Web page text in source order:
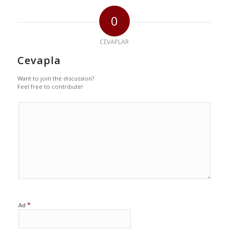
0
CEVAPLAR
Cevapla
Want to join the discussion?
Feel free to contribute!
Ad *